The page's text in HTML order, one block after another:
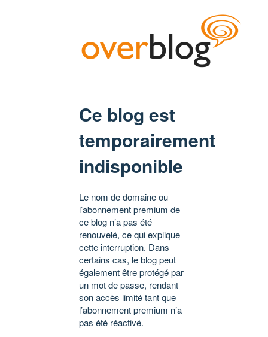
Ce blog est
temporairement
indisponible
Le nom de domaine ou
l’abonnement premium de
ce blog n’a pas été
renouvelé, ce qui explique
cette interruption. Dans
certains cas, le blog peut
également être protégé par
un mot de passe, rendant
son accès limité tant que
l’abonnement premium n’a
pas été réactivé.